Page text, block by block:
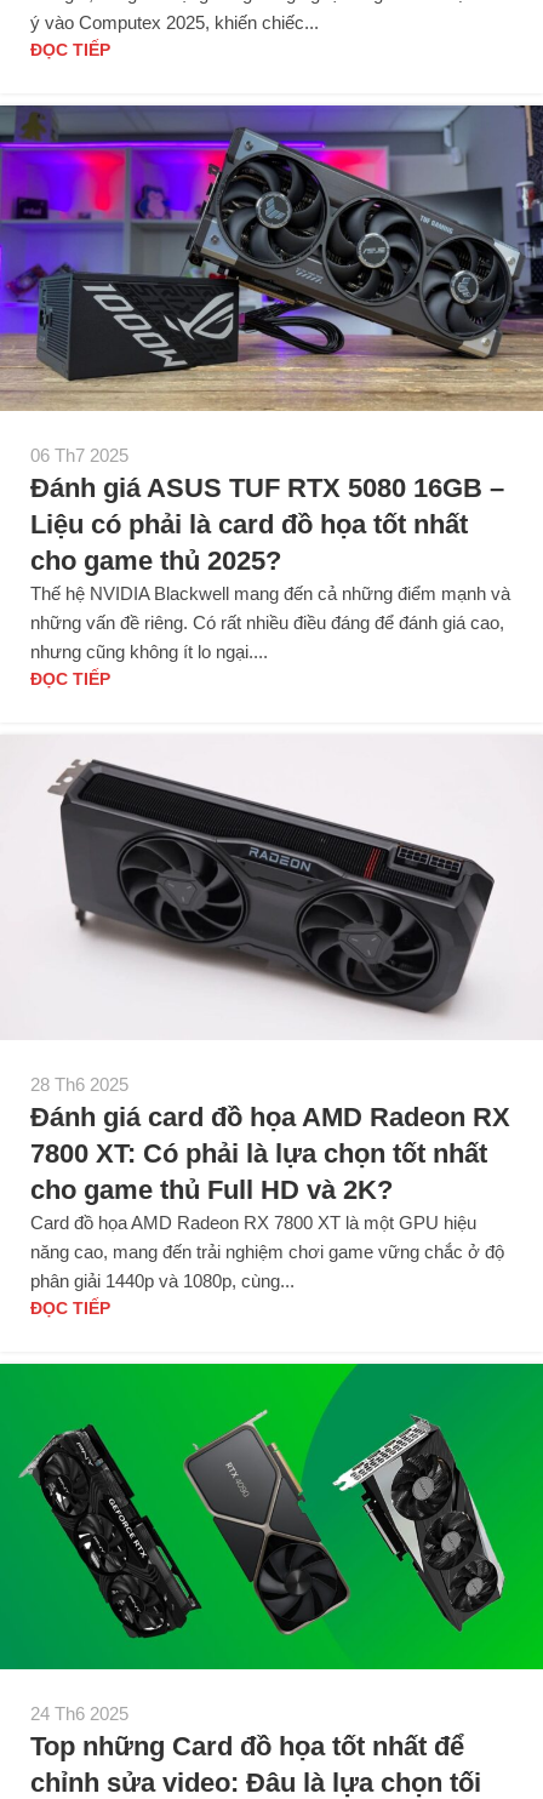
ý vào Computex 2025, khiến chiếc...
ĐỌC TIẾP
06 Th7 2025
Đánh giá ASUS TUF RTX 5080 16GB –
Liệu có phải là card đồ họa tốt nhất
cho game thủ 2025?
Thế hệ NVIDIA Blackwell mang đến cả những điểm mạnh và
những vấn đề riêng. Có rất nhiều điều đáng để đánh giá cao,
nhưng cũng không ít lo ngại....
ĐỌC TIẾP
28 Th6 2025
Đánh giá card đồ họa AMD Radeon RX
7800 XT: Có phải là lựa chọn tốt nhất
cho game thủ Full HD và 2K?
Card đồ họa AMD Radeon RX 7800 XT là một GPU hiệu
năng cao, mang đến trải nghiệm chơi game vững chắc ở độ
phân giải 1440p và 1080p, cùng...
ĐỌC TIẾP
24 Th6 2025
Top những Card đồ họa tốt nhất để
chỉnh sửa video: Đâu là lựa chọn tối